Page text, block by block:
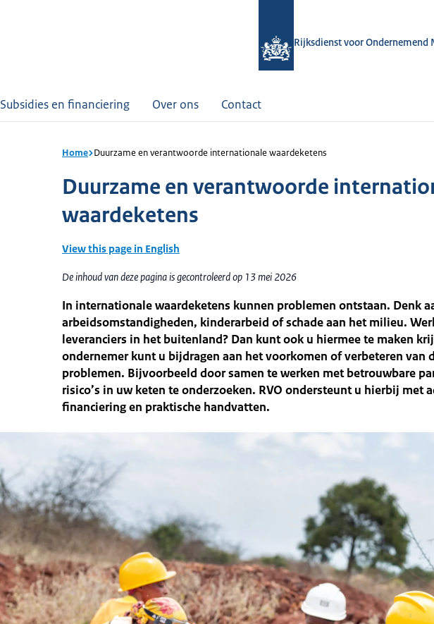
Rijksdienst voor Ondernemend
Subsidies en financiering Over ons Contact
Home Duurzame en verantwoorde internationale waardeketens
Duurzame en verantwoorde
waardeketens
View this page in English
De inhoud van deze pagina is gecontroleerd op 13 mei 2026
In internationale waardeketens kunnen problemen ontstaan. Denk
arbeidsomstandigheden, kinderarbeid of schade aan het milieu.
leveranciers in het buitenland? Dan kunt ook u hiermee te maken
ondernemer kunt u bijdragen aan het voorkomen of verbeteren van
problemen. Bijvoorbeeld door samen te werken met betrouwbare
risico’s in uw keten te onderzoeken. RVO ondersteunt u hierbij met
financiering en praktische handvatten.